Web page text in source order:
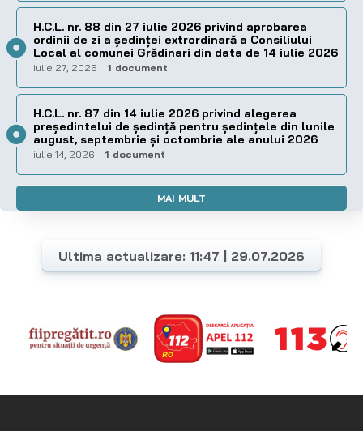
H.C.L. nr. 88 din 27 iulie 2026 privind aprobarea
ordinii de zi a şedinţei extrordinară a Consiliului
Local al comunei Grădinari din data de 14 iulie 2026
iulie 27, 2026 1 document
H.C.L. nr. 87 din 14 iulie 2026 privind alegerea
preşedintelui de şedinţă pentru ședințele din lunile
august, septembrie și octombrie ale anului 2026
iulie 14, 2026 1 document
MAI MULT
Ultima actualizare: 11:47 | 29.07.2026